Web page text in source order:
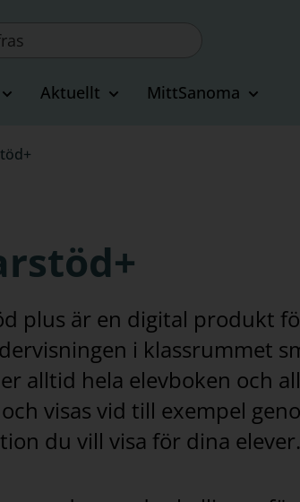
Aktuellt MittSanoma
plus är en digital produkt
i klassrummet
alltid hela elevboken och
visas vid till exempel
du vill visa för dina elever.